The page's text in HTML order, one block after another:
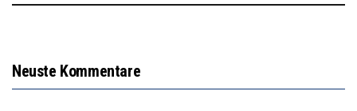
Neuste Kommentare